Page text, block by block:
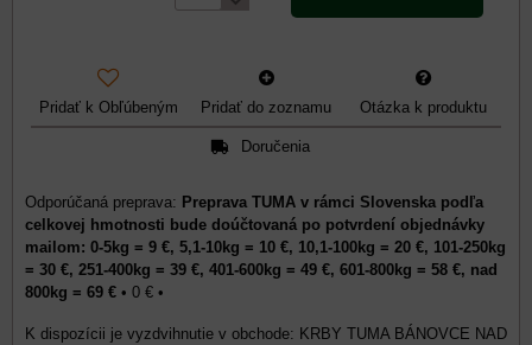
Pridať k Obľúbeným Pridať do zoznamu Otázka k produktu
Doručenia
Preprava TUMA v rámci Slovenska podľa
celkovej hmotnosti bude doúčtovaná po potvrdení objednávky
mailom: 0-5kg = 9 €, 5,1-10kg = 10 €, 10,1-100kg = 20 €, 101-250kg
= 30 €, 251-400kg = 39 €, 401-600kg = 49 €, 601-800kg = 58 €, nad
800kg = 69 € • 0 € •
KRBY TUMA BÁNOVCE NAD